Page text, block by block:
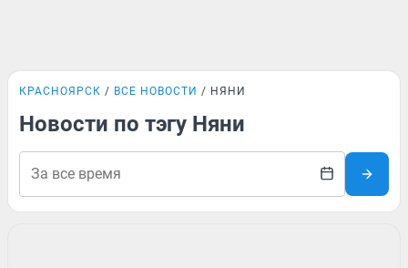
КРАСНОЯРСК ВСЕ НОВОСТИ НЯНИ
Новости по тэгу Няни